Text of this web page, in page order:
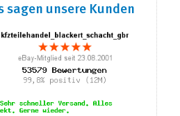
sagen unsere Kunden